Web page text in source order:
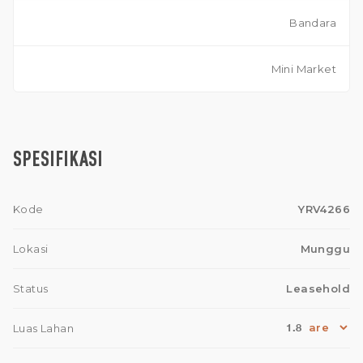
Bandara
Mini Market
SPESIFIKASI
Kode YRV4266
Lokasi Munggu
Status Leasehold
Luas Lahan 1.8